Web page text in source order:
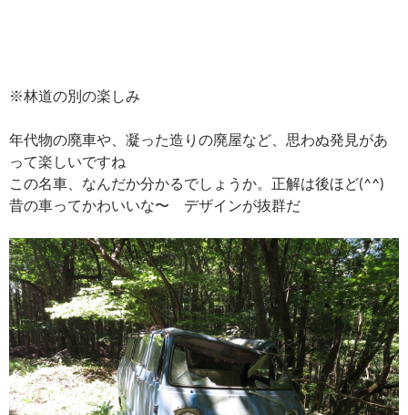
※林道の別の楽しみ
年代物の廃車や、凝った造りの廃屋など、思わぬ発見があ
って楽しいですね
この名車、なんだか分かるでしょうか。正解は後ほど(^^)
昔の車ってかわいいな〜 デザインが抜群だ